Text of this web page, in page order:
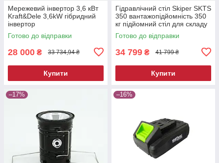
Мережевий інвертор 3,6 кВт
Kraft&Dele 3,6kW гібридний
інвертор
Готово до відправки
28 000 ₴ 33 734,94 ₴
Купити
Гідравлічний стіл Skiper SKTS
350 вантажопідйомність 350
кг підйомний стіл для складу
та СТО
Готово до відправки
34 799 ₴ 41 799 ₴
Купити
–17% –16%